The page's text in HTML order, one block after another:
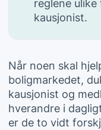
reglene
kausjonist.
Når noen skal
boligmarkedet,
kausjonist og
hverandre i
er de to vidt